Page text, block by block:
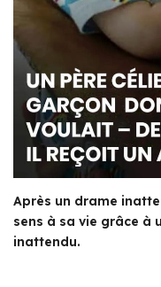
Après un drame
sens à sa vie grâce à
inattendu.